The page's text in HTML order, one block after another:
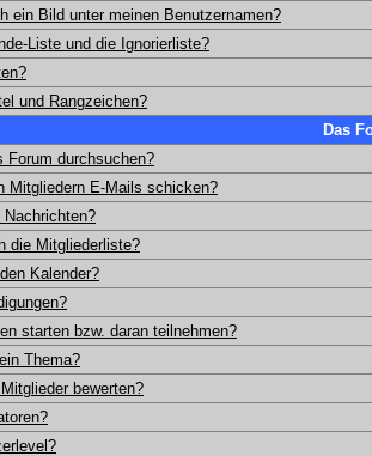
ein Bild unter meinen Benutzernamen?
Liste und die Ignorierliste?
und Rangzeichen?
Das
Forum durchsuchen?
Mitgliedern E-Mails schicken?
die Mitgliederliste?
Kalender?
starten bzw. daran teilnehmen?
Thema?
bewerten?